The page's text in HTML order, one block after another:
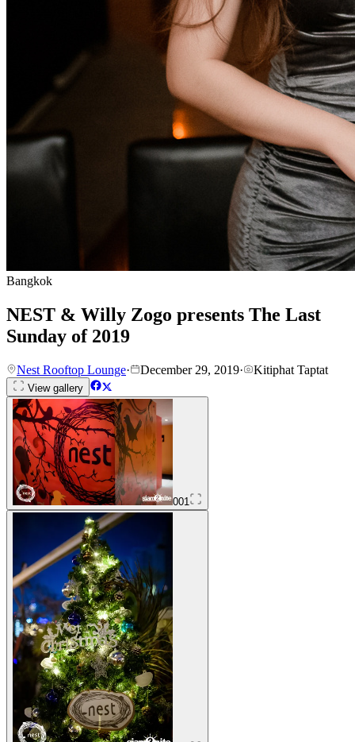
Bangkok
NEST & Willy Zogo presents The Last
Sunday of 2019
Nest Rooftop Lounge· December 29, 2019· Kitiphat Taptat
View gallery
001